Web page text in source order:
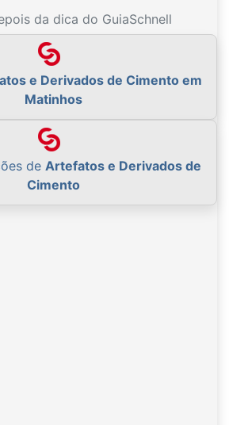
da dica do GuiaSchnell
e Derivados de Cimento em
Matinhos
de Artefatos e Derivados de
Cimento